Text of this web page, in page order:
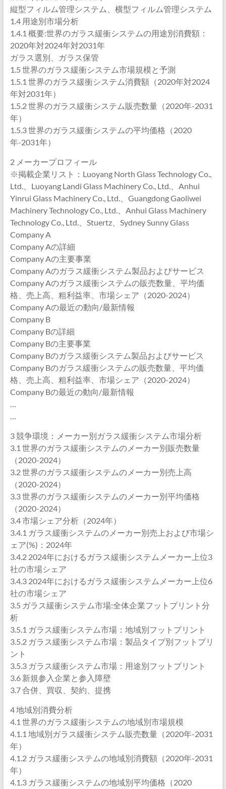
縦型フィルム管理システム、横型フィルム管理システム
1.4 用途別市場分析
1.4.1 概要:世界のガラス緩衝システムの用途別消費額：
2020年対2024年対2031年
ガラス選別、ガラス保管
1.5 世界のガラス緩衝システム市場規模と予測
1.5.1 世界のガラス緩衝システム消費額（2020年対2024
年対2031年）
1.5.2 世界のガラス緩衝システム販売数量（2020年-2031
年）
1.5.3 世界のガラス緩衝システムの平均価格（2020
年-2031年）
2 メーカープロフィール
※掲載企業リスト：Luoyang North Glass Technology Co.,
Ltd.、Luoyang Landi Glass Machinery Co., Ltd.、Anhui
Yinrui Glass Machinery Co., Ltd.、Guangdong Gaoliwei
Machinery Technology Co., Ltd.、Anhui Glass Machinery
Technology Co., Ltd.、Stuertz、Sydney Sunny Glass
Company A
Company Aの詳細
Company Aの主要事業
Company Aのガラス緩衝システム製品およびサービス
Company Aのガラス緩衝システムの販売数量、平均価
格、売上高、粗利益率、市場シェア（2020-2024）
Company Aの最近の動向/最新情報
Company B
Company Bの詳細
Company Bの主要事業
Company Bのガラス緩衝システム製品およびサービス
Company Bのガラス緩衝システムの販売数量、平均価
格、売上高、粗利益率、市場シェア（2020-2024）
Company Bの最近の動向/最新情報
…
…
3 競争環境：メーカー別ガラス緩衝システム市場分析
3.1 世界のガラス緩衝システムのメーカー別販売数量
（2020-2024）
3.2 世界のガラス緩衝システムのメーカー別売上高
（2020-2024）
3.3 世界のガラス緩衝システムのメーカー別平均価格
（2020-2024）
3.4 市場シェア分析（2024年）
3.4.1 ガラス緩衝システムのメーカー別売上および市場シ
ェア(%)：2024年
3.4.2 2024年におけるガラス緩衝システムメーカー上位3
社の市場シェア
3.4.3 2024年におけるガラス緩衝システムメーカー上位6
社の市場シェア
3.5 ガラス緩衝システム市場:全体企業フットプリント分
析
3.5.1 ガラス緩衝システム市場：地域別フットプリント
3.5.2 ガラス緩衝システム市場：製品タイプ別フットプリ
ント
3.5.3 ガラス緩衝システム市場：用途別フットプリント
3.6 新規参入企業と参入障壁
3.7 合併、買収、契約、提携
4 地域別消費分析
4.1 世界のガラス緩衝システムの地域別市場規模
4.1.1 地域別ガラス緩衝システム販売数量（2020年-2031
年）
4.1.2 ガラス緩衝システムの地域別消費額（2020年-2031
年）
4.1.3 ガラス緩衝システムの地域別平均価格（2020